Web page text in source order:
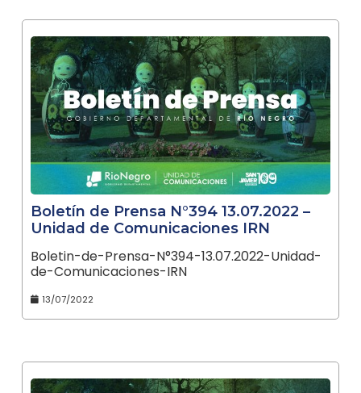
Boletín de Prensa N°394 13.07.2022 –
Unidad de Comunicaciones IRN
Boletin-de-Prensa-N°394-13.07.2022-Unidad-
de-Comunicaciones-IRN
13/07/2022